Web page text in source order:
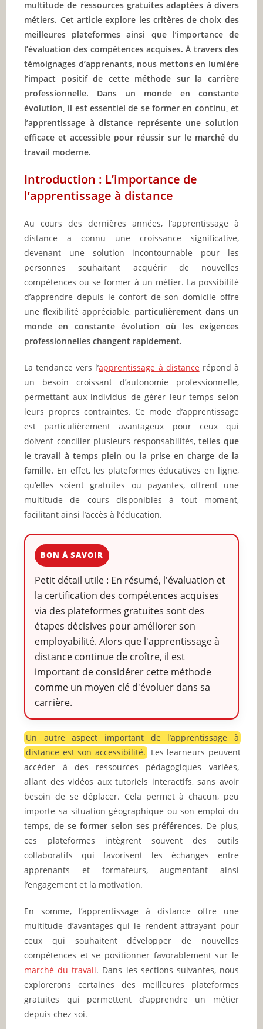
multitude de ressources gratuites adaptées à divers
métiers. Cet article explore les critères de choix des
meilleures plateformes ainsi que l’importance de
l’évaluation des compétences acquises. À travers des
témoignages d’apprenants, nous mettons en lumière
l’impact positif de cette méthode sur la carrière
professionnelle. Dans un monde en constante
évolution, il est essentiel de se former en continu, et
l’apprentissage à distance représente une solution
efficace et accessible pour réussir sur le marché du
travail moderne.
Introduction : L’importance de
l’apprentissage à distance
Au cours des dernières années, l’apprentissage à
distance a connu une croissance significative,
devenant une solution incontournable pour les
personnes souhaitant acquérir de nouvelles
compétences ou se former à un métier. La possibilité
d’apprendre depuis le confort de son domicile offre
une flexibilité appréciable, particulièrement dans un
monde en constante évolution où les exigences
professionnelles changent rapidement.
La tendance vers l’apprentissage à distance répond à
un besoin croissant d’autonomie professionnelle,
permettant aux individus de gérer leur temps selon
leurs propres contraintes. Ce mode d’apprentissage
est particulièrement avantageux pour ceux qui
doivent concilier plusieurs responsabilités,telles que
le travail à temps plein ou la prise en charge de la
famille. En effet, les plateformes éducatives en ligne,
qu’elles soient gratuites ou payantes, offrent une
multitude de cours disponibles à tout moment,
facilitant ainsi l’accès à l’éducation.
BON À SAVOIR
Petit détail utile : En résumé, l'évaluation et
la certification des compétences acquises
via des plateformes gratuites sont des
étapes décisives pour améliorer son
employabilité. Alors que l'apprentissage à
distance continue de croître, il est
important de considérer cette méthode
comme un moyen clé d'évoluer dans sa
carrière.
Un autre aspect important de l’apprentissage à
distance est son accessibilité. Les learneurs peuvent
accéder à des ressources pédagogiques variées,
allant des vidéos aux tutoriels interactifs, sans avoir
besoin de se déplacer. Cela permet à chacun, peu
importe sa situation géographique ou son emploi du
temps,de se former selon ses préférences. De plus,
ces plateformes intègrent souvent des outils
collaboratifs qui favorisent les échanges entre
apprenants et formateurs, augmentant ainsi
l’engagement et la motivation.
En somme, l’apprentissage à distance offre une
multitude d’avantages qui le rendent attrayant pour
ceux qui souhaitent développer de nouvelles
compétences et se positionner favorablement sur le
marché du travail. Dans les sections suivantes, nous
explorerons certaines des meilleures plateformes
gratuites qui permettent d’apprendre un métier
depuis chez soi.